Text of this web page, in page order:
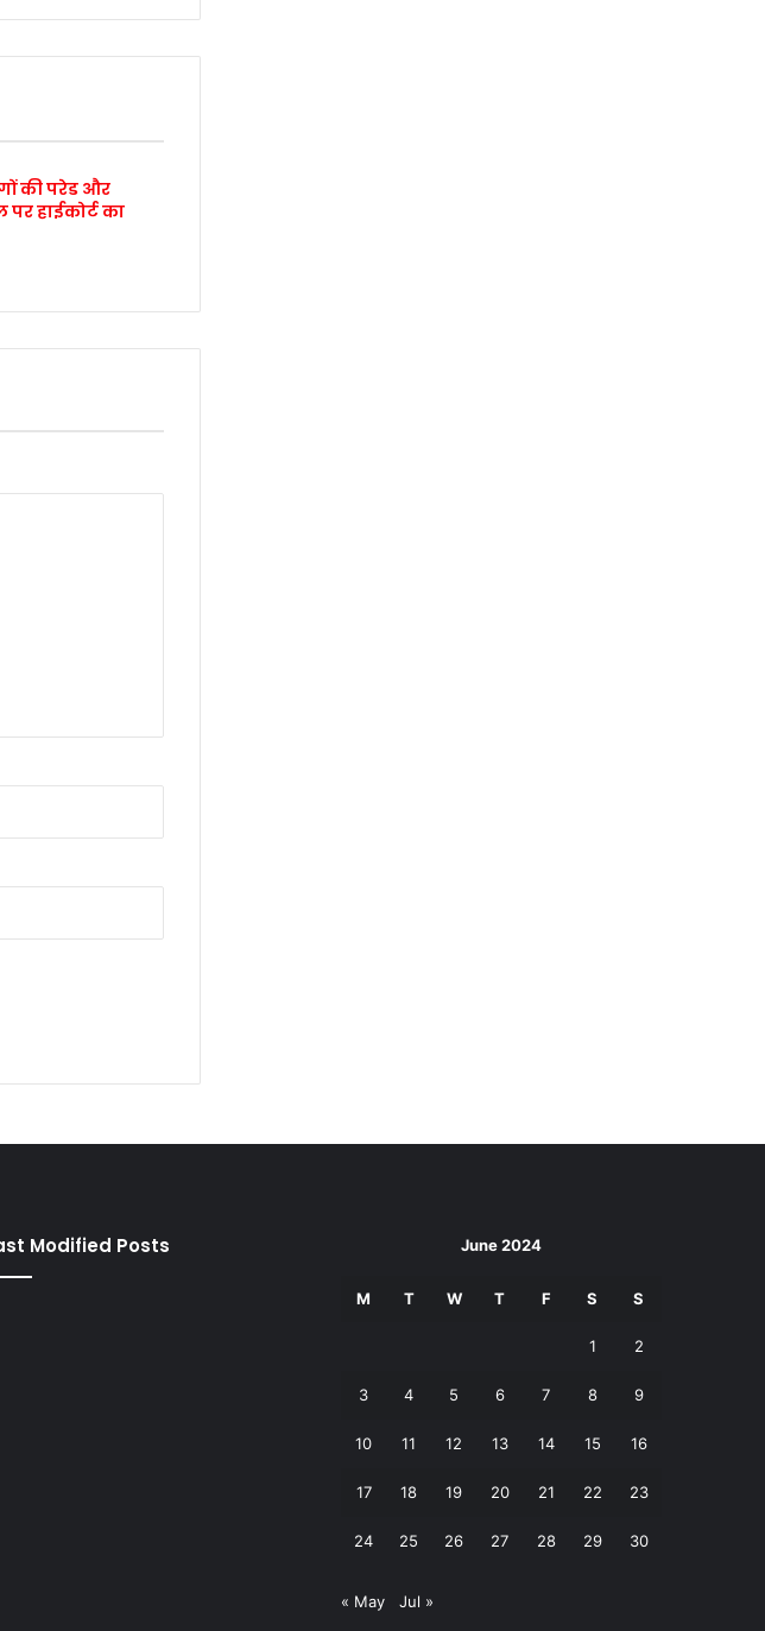
की परेड और
पर हाईकोर्ट का
Modified Posts June 2024
M T W T F S S
1 2
3 4 5 6 7 8 9
10 11 12 13 14 15 16
17 18 19 20 21 22 23
24 25 26 27 28 29 30
« May Jul »